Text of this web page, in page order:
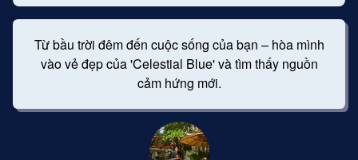
Từ bầu trời đêm đến cuộc sống của bạn – hòa mình
vào vẻ đẹp của 'Celestial Blue' và tìm thấy nguồn
cảm hứng mới.